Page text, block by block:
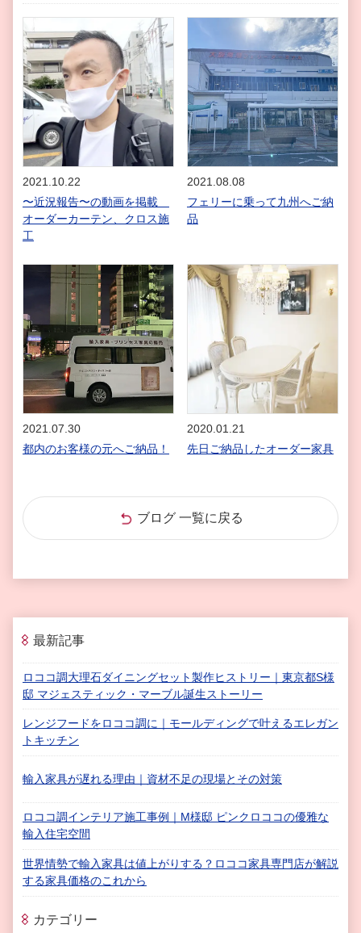
2021.10.22
〜近況報告〜の動画を掲載
オーダーカーテン、クロス施
工
2021.08.08
フェリーに乗って九州へご納
品
2021.07.30
都内のお客様の元へご納品！
2020.01.21
先日ご納品したオーダー家具
ブログ 一覧に戻る
最新記事
ロココ調大理石ダイニングセット製作ヒストリー｜東京都S様
邸 マジェスティック・マーブル誕生ストーリー
レンジフードをロココ調に｜モールディングで叶えるエレガン
トキッチン
輸入家具が遅れる理由｜資材不足の現場とその対策
ロココ調インテリア施工事例｜M様邸 ピンクロココの優雅な
輸入住宅空間
世界情勢で輸入家具は値上がりする？ロココ家具専門店が解説
する家具価格のこれから
カテゴリー